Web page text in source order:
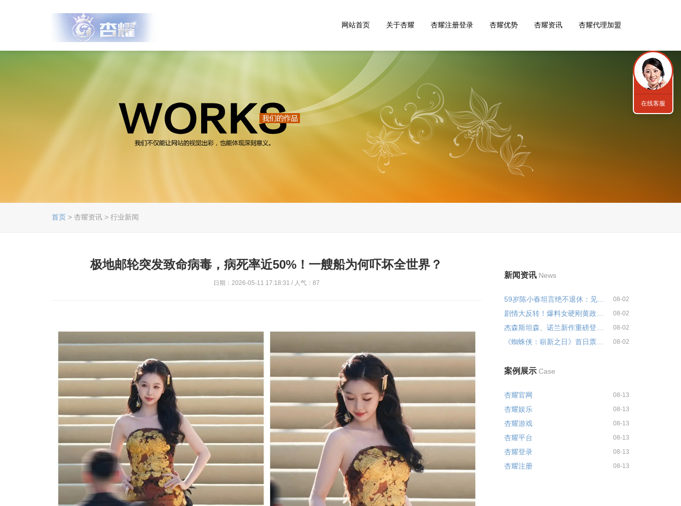
网站首页 关于杏耀 杏耀注册登录 杏耀优势 杏耀资讯 杏耀代理加盟
首页 > 杏耀资讯 > 行业新闻
极地邮轮突发致命病毒，病死率近50%！一艘船为何吓坏全世界？
日期：2026-05-11 17:18:31 / 人气：87
新闻资讯 News
59岁陈小春坦言绝不退休：见过太... 08-02
08-02
08-02
《蜘蛛侠：崭新之日》首日票房2.... 08-02
案例展示 Case
杏耀官网 08-13
杏耀娱乐 08-13
杏耀游戏 08-13
杏耀平台 08-13
杏耀登录 08-13
杏耀注册 08-13
在线客服